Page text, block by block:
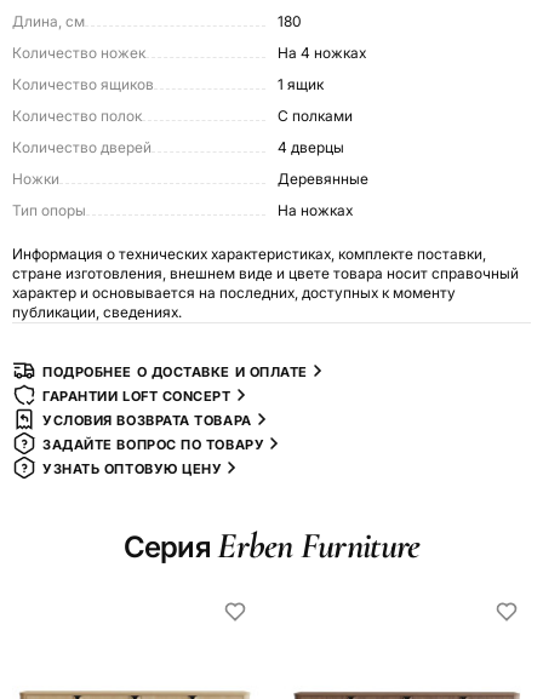
Длина, см
180
Количество ножек
На 4 ножках
Количество ящиков
1 ящик
Количество полок
С полками
Количество дверей
4 дверцы
Ножки
Деревянные
Тип опоры
На ножках
Информация о технических характеристиках, комплекте поставки,
стране изготовления, внешнем виде и цвете товара носит справочный
характер и основывается на последних, доступных к моменту
публикации, сведениях.
ПОДРОБНЕЕ О ДОСТАВКЕ И ОПЛАТЕ
ГАРАНТИИ LOFT CONCEPT
УСЛОВИЯ ВОЗВРАТА ТОВАРА
ЗАДАЙТЕ ВОПРОС ПО ТОВАРУ
УЗНАТЬ ОПТОВУЮ ЦЕНУ
СерияErben Furniture